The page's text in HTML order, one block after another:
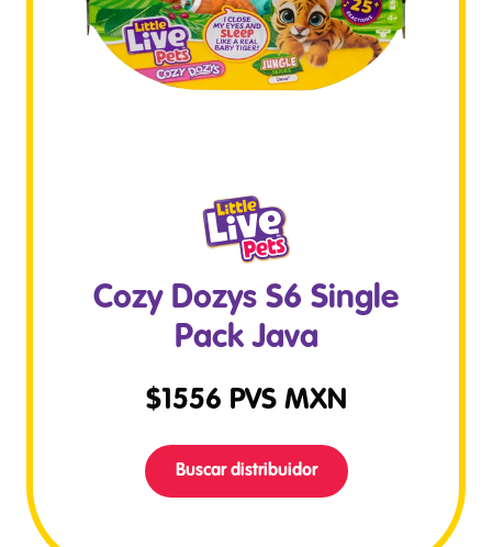
Cozy Dozys S6 Single
Pack Java
$1556 PVS MXN
Buscar distribuidor